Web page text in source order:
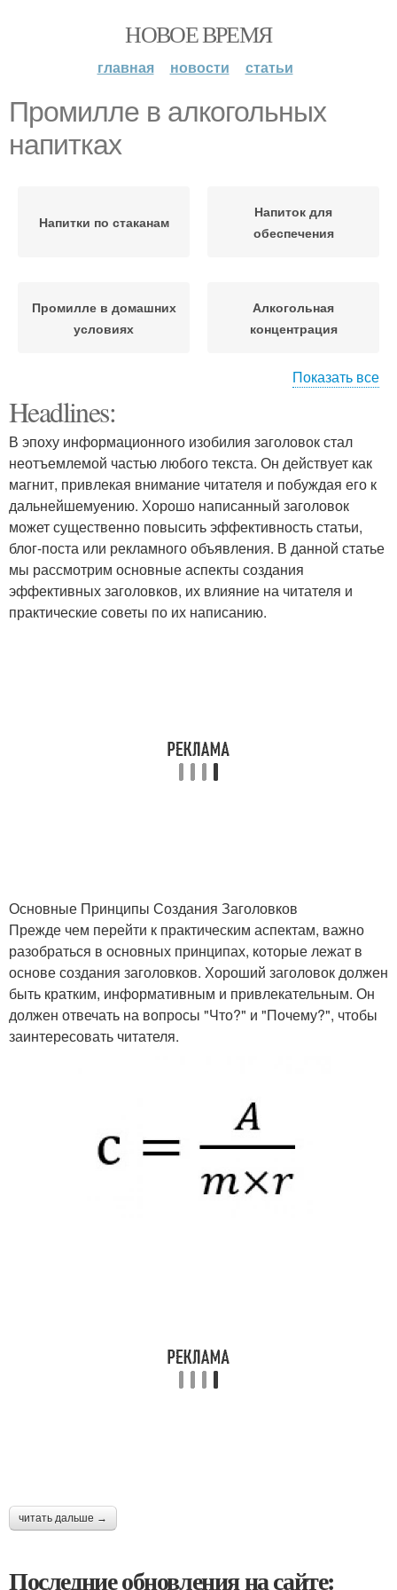
НОВОЕ ВРЕМЯ
главная новости статьи
Промилле в алкогольных
напитках
Напитки по стаканам
Напиток для
обеспечения
Промилле в домашних
условиях
Алкогольная
концентрация
Алкоголь в напитке
Промилле в
лаборатории
Показать все
Headlines:
В эпоху информационного изобилия заголовок стал
неотъемлемой частью любого текста. Он действует как
магнит, привлекая внимание читателя и побуждая его к
дальнейшемуению. Хорошо написанный заголовок
может существенно повысить эффективность статьи,
блог-поста или рекламного объявления. В данной статье
мы рассмотрим основные аспекты создания
эффективных заголовков, их влияние на читателя и
практические советы по их написанию.
Основные Принципы Создания Заголовков
Прежде чем перейти к практическим аспектам, важно
разобраться в основных принципах, которые лежат в
основе создания заголовков. Хороший заголовок должен
быть кратким, информативным и привлекательным. Он
должен отвечать на вопросы "Что?" и "Почему?", чтобы
заинтересовать читателя.
читать дальше →
Последние обновления на сайте: